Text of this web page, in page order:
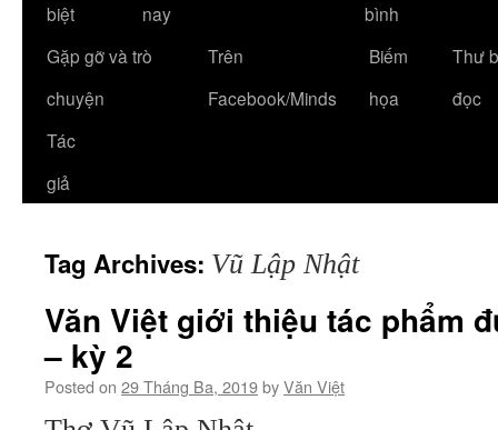
biệt
nay
bình
Gặp gỡ và trò
chuyện
Trên
Facebook/Minds
Biếm
họa
Thư
đọc
Tác
giả
Tag Archives: Vũ Lập Nhật
Văn Việt giới thiệu tác phẩm
– kỳ 2
Posted on 29 Tháng Ba, 2019byVăn Việt